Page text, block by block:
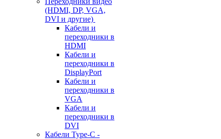
(HDMI, DP, VGA,
DVI и другие)
Кабели и
переходники в
HDMI
Кабели и
переходники в
DisplayPort
Кабели и
переходники в
VGA
Кабели и
переходники в
DVI
Кабели Type-C -